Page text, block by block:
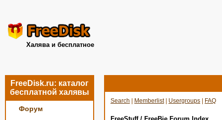
Халява и бесплатное
FreeDisk.ru: каталог
бесплатной халявы
Форум
Search Memberlist| Usergroups FAQ